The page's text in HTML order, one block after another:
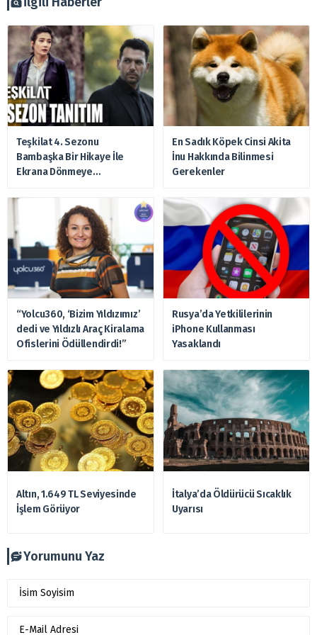
Teşkilat 4. Sezonu
Bambaşka Bir Hikaye İle
Ekrana Dönmeye
En Sadık Köpek Cinsi Akita
İnu Hakkında Bilinmesi
Gerekenler
“Yolcu360, ‘Bizim Yıldızımız’
dedi ve Yıldızlı Araç Kiralama
Ofislerini Ödüllendirdi!”
Rusya’da Yetkililerinin
iPhone Kullanması
Yasaklandı
Altın, 1.649 TL Seviyesinde
İşlem Görüyor
İtalya’da Öldürücü Sıcaklık
Uyarısı
Yorumunu Yaz